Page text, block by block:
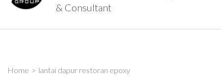
& Consultant
Home > lantai dapur restoran epoxy